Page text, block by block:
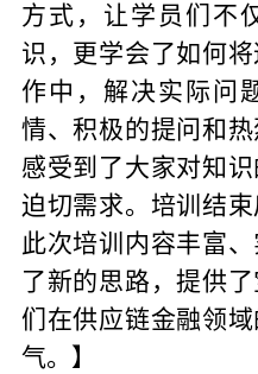
方式，让学员们不
识，更学会了如何
作中，解决实际问
情、积极的提问和
感受到了大家对知
迫切需求。培训结束
此次培训内容丰富
了新的思路，提供
们在供应链金融领
气。】